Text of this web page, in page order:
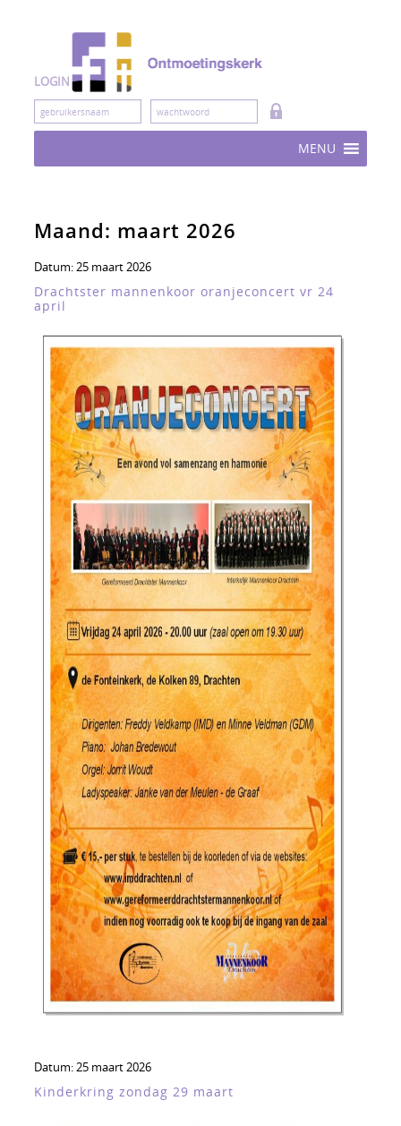
LOGIN
MENU
Maand: maart 2026
Datum:25 maart 2026
Drachtster mannenkoor oranjeconcert vr 24
april
Datum: 25 maart 2026
Kinderkring zondag 29 maart